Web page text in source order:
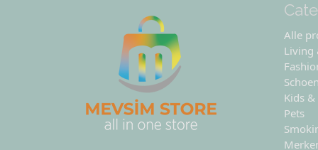
Alle
Living
Kids
Pets